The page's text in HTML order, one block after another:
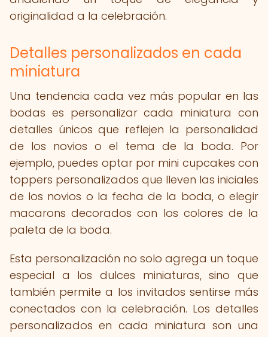
originalidad a la celebración.
Detalles personalizados en cada
miniatura
Una tendencia cada vez más popular en las
bodas es personalizar cada miniatura con
detalles únicos que reflejen la personalidad
de los novios o el tema de la boda. Por
ejemplo, puedes optar por mini cupcakes con
toppers personalizados que lleven las iniciales
de los novios o la fecha de la boda, o elegir
macarons decorados con los colores de la
paleta de la boda.
Esta personalización no solo agrega un toque
especial a los dulces miniaturas, sino que
también permite a los invitados sentirse más
conectados con la celebración. Los detalles
personalizados en cada miniatura son una